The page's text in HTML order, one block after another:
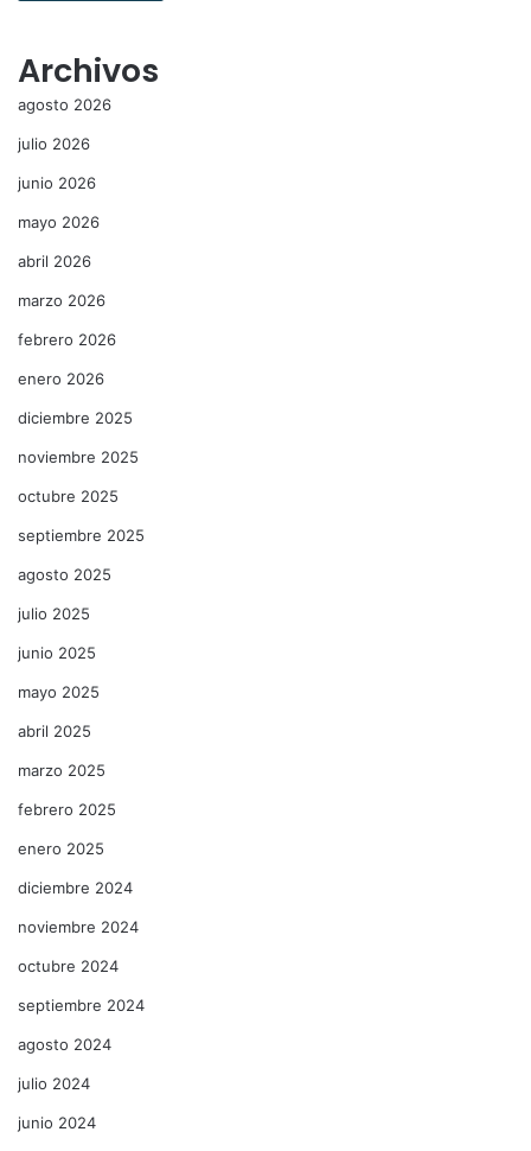
Archivos
agosto 2026
julio 2026
junio 2026
mayo 2026
abril 2026
marzo 2026
febrero 2026
enero 2026
diciembre 2025
noviembre 2025
octubre 2025
septiembre 2025
agosto 2025
julio 2025
junio 2025
mayo 2025
abril 2025
marzo 2025
febrero 2025
enero 2025
diciembre 2024
noviembre 2024
octubre 2024
septiembre 2024
agosto 2024
julio 2024
junio 2024